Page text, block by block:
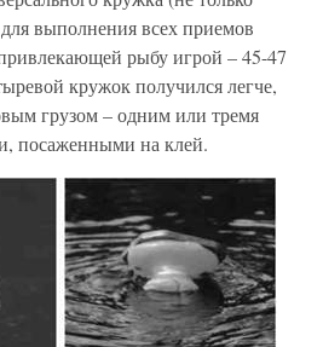
выполнения всех приемов
рыбу игрой – 45-47
кружок получился легче,
грузом – одним или тремя
посаженными на клей.